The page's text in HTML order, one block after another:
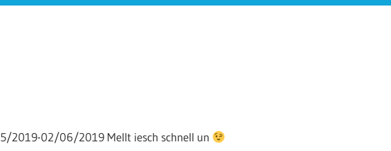
2019-02/06/2019 Mellt iesch schnell un